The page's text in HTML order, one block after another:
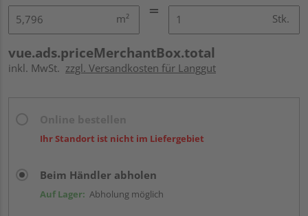
m² Stk.
vue.ads.priceMerchantBox.total
inkl. MwSt. zzgl. Versandkosten für Langgut
Ihr Standort ist nicht im Liefergebiet
Beim Händler abholen
Auf Lager: Abholung möglich